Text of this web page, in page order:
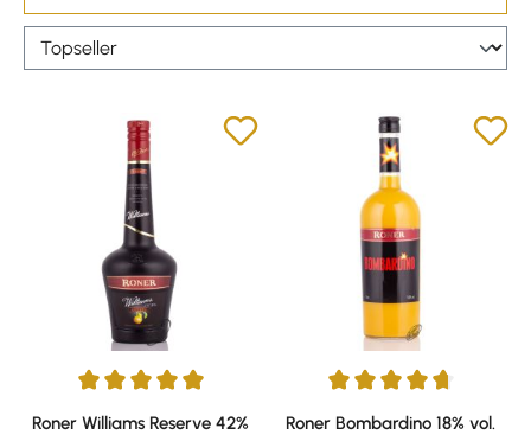
Durchschnittliche Bewertung von 5 von 5 Sternen
Roner Williams Reserve 42%
Durchschnittliche Bewertung
Roner Bombardino 18% vol.